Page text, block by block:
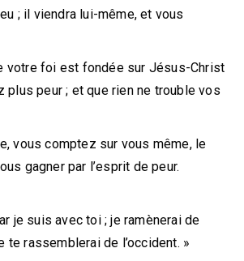
; il viendra lui-même, et vous
votre foi est fondée sur Jésus-Christ
plus peur ; et que rien ne trouble vos
vous comptez sur vous même, le
gagner par l’esprit de peur.
je suis avec toi ; je ramènerai de
te rassemblerai de l’occident. »